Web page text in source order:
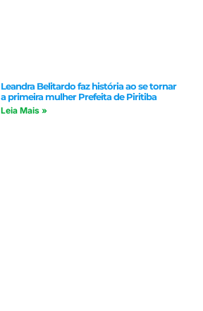
Leandra Belitardo faz história ao se tornar
a primeira mulher Prefeita de Piritiba
Leia Mais »